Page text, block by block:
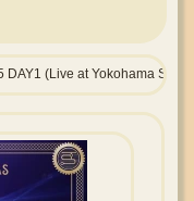
(Live at Yokohama